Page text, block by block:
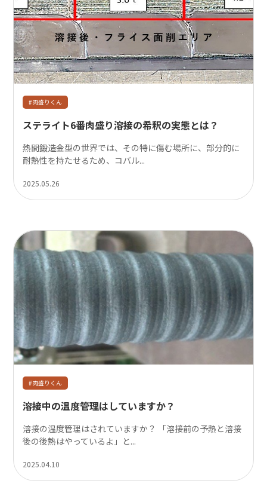
2025.05.26
#肉盛りくん
ステライト6番肉盛り溶接の希釈の実態とは？
熱間鍛造金型の世界では、その特に傷む場所に、部分的に
耐熱性を持たせるため、コバル...
2025.04.10
#肉盛りくん
溶接中の温度管理はしていますか？
溶接の温度管理はされていますか？ 「溶接前の予熱と溶接
後の後熱はやっているよ」と...